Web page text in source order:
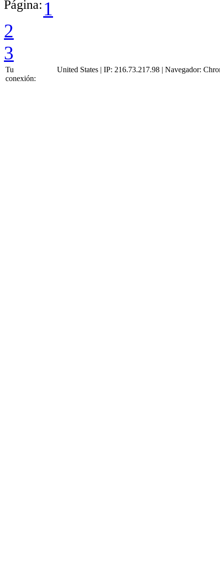
Página: 1
2
3
Tu
conexión:
United States | IP: 216.73.217.98 | Navegador: